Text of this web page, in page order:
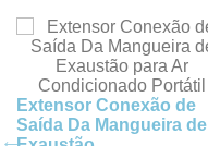
Extensor Conexão de
Saída Da Mangueira de